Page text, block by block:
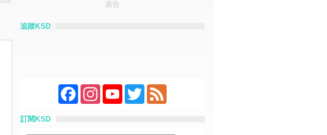
廣告
追蹤KSD
FacebookInstagramYouTubeTwitterFeed
訂閱KSD